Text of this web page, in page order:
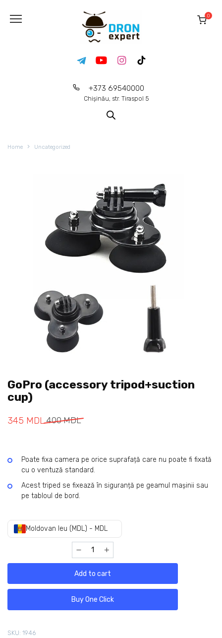
+373 69540000
Chișinău, str. Tiraspol 5
0
Home Uncategorized
GoPro (accessory tripod+suction
cup)
400MDL
345 MDL
Poate fixa camera pe orice suprafață care nu poate fi fixată
cu o ventuză standard.
Acest triped se fixează în siguranță pe geamul mașinii sau
pe tabloul de bord.
Moldovan leu (MDL) - MDL
Add to cart
Buy One Click
SKU: 1946